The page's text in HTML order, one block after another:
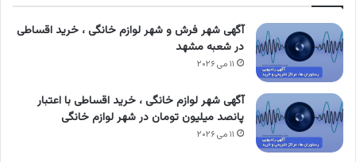
آگهی شهر فرش و شهر لوازم خانگی ، خرید اقساطی
در شعبه مشهد
۱۱ می ۲۰۲۶
آگهی شهر لوازم خانگی ، خرید اقساطی با اعتبار
پانصد میلیون تومان در شهر لوازم خانگی
۱۱ می ۲۰۲۶